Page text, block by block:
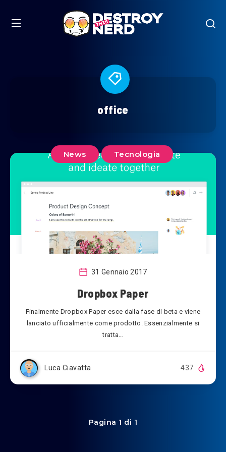
office
News Tecnologia
31 Gennaio 2017
Dropbox Paper
Finalmente Dropbox Paper esce dalla fase di beta e viene
lanciato ufficialmente come prodotto. Essenzialmente si
tratta…
Luca Ciavatta 437
Pagina 1 di 1